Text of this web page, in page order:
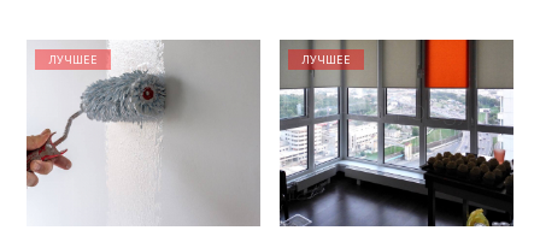
ЛУЧШЕЕ ЛУЧШЕЕ